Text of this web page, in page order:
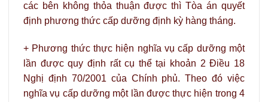
các bên không thỏa thuận được thì Tòa án quyết
định phương thức cấp dưỡng định kỳ hàng tháng.
+ Phương thức thực hiện nghĩa vụ cấp dưỡng một
lần được quy định rất cụ thể tại khoản 2 Điều 18
Nghị định 70/2001 của Chính phủ. Theo đó việc
nghĩa vụ cấp dưỡng một lần được thực hiện trong 4